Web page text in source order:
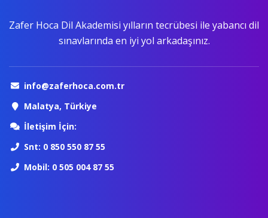
Zafer Hoca Dil Akademisi yılların tecrübesi ile yabancı dil
sınavlarında en iyi yol arkadaşınız.
info@zaferhoca.com.tr
Malatya, Türkiye
İletişim İçin:
Snt: 0 850 550 87 55
Mobil: 0 505 004 87 55